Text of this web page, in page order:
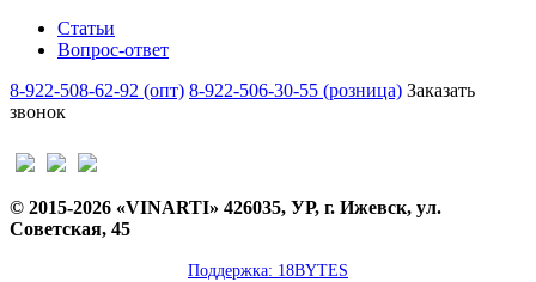
Статьи
Вопрос-ответ
8-922-508-62-92 (опт) 8-922-506-30-55 (розница) Заказать
звонок
© 2015-2026 «VINARTI» 426035, УР, г. Ижевск, ул.
Советская, 45
Поддержка: 18BYTES